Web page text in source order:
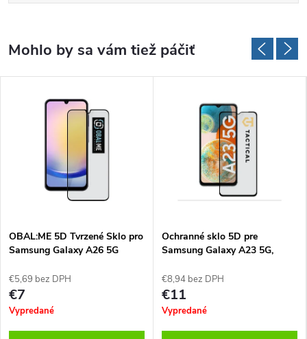
OBAL:ME 5D Tvrzené Sklo pro
Samsung Galaxy A26 5G
€5,69 bez DPH
€7
Vypredané
Ochranné sklo 5D pre
Samsung Galaxy A23 5G,
€8,94 bez DPH
€11
Vypredané